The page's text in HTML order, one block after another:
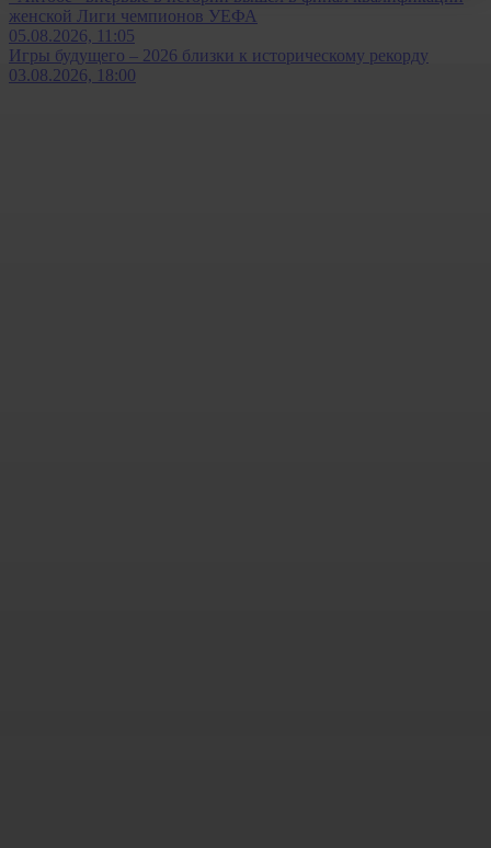
женской Лиги чемпионов УЕФА
05.08.2026, 11:05
Игры будущего – 2026 близки к историческому рекорду
03.08.2026, 18:00